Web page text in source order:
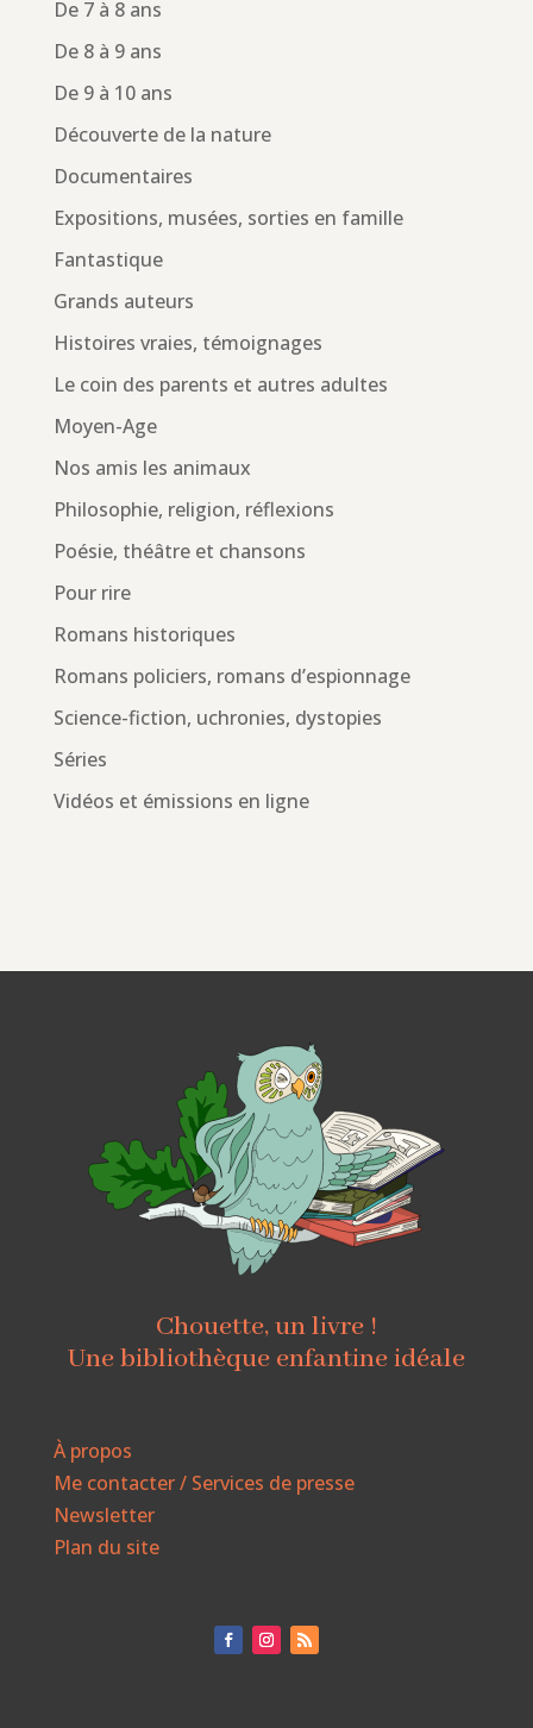
De 7 à 8 ans
De 8 à 9 ans
De 9 à 10 ans
Découverte de la nature
Documentaires
Expositions, musées, sorties en famille
Fantastique
Grands auteurs
Histoires vraies, témoignages
Le coin des parents et autres adultes
Moyen-Age
Nos amis les animaux
Philosophie, religion, réflexions
Poésie, théâtre et chansons
Pour rire
Romans historiques
Romans policiers, romans d’espionnage
Science-fiction, uchronies, dystopies
Séries
Vidéos et émissions en ligne
Chouette, un livre !
Une bibliothèque enfantine idéale
À propos
Me contacter / Services de presse
Newsletter
Plan du site